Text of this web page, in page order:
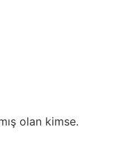
olan kimse.